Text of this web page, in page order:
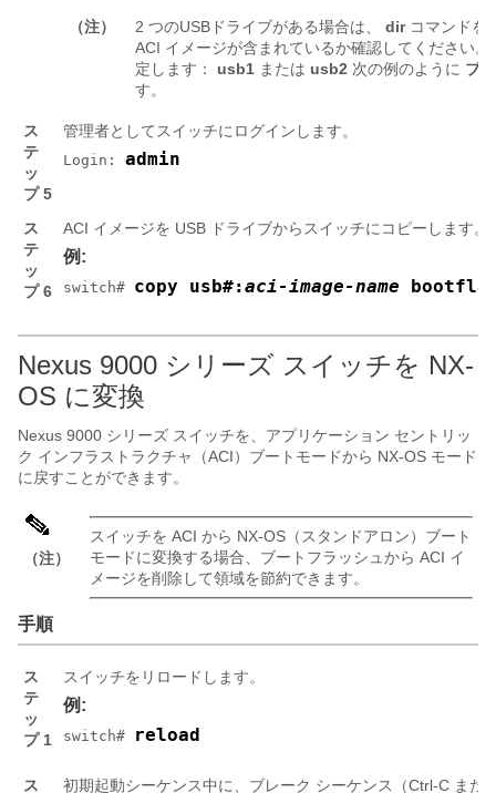
（注） 2 つのUSBドライブがある場合は、 dir コマンドを
ACI イメージが含まれているか確認してください
定します： usb1 または usb2 次の例のように ブ
す。
ス
テ
ッ
プ 5
管理者としてスイッチにログインします。
Login: admin
ス
テ
ッ
プ 6
ACI イメージを USB ドライブからスイッチにコピーします。
例:
switch# copy usb#:aci-image-name
Nexus 9000 シリーズ スイッチを NX-
OS に変換
Nexus 9000 シリーズ スイッチを、アプリケーション セントリッ
ク インフラストラクチャ（ACI）ブートモードから NX-OS モード
に戻すことができます。
（注）
スイッチを ACI から NX-OS（スタンドアロン）ブート
モードに変換する場合、ブートフラッシュから ACI イ
メージを削除して領域を節約できます。
手順
ス
テ
ッ
プ 1
スイッチをリロードします。
例:
switch# reload
ス 初期起動シーケンス中に、ブレーク シーケンス（Ctrl-C ま